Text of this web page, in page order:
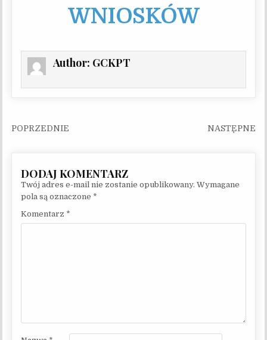
WNIOSKÓW
Author: GCKPT
Nawigacja wpisu
Twój adres e-mail nie zostanie opublikowany. Wymagane
pola są oznaczone *
Komentarz *